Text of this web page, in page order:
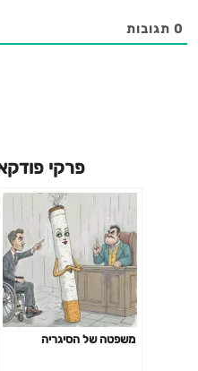
0 תגובות
פרקי
משפטה של הסיגריה